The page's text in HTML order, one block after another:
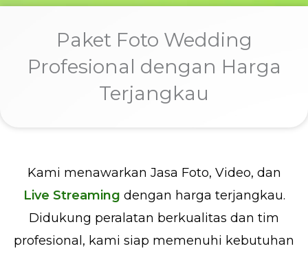
Paket Foto Wedding
Profesional dengan Harga
Terjangkau
Kami menawarkan Jasa Foto, Video, dan
Live Streaming dengan harga terjangkau.
Didukung peralatan berkualitas dan tim
profesional, kami siap memenuhi kebutuhan